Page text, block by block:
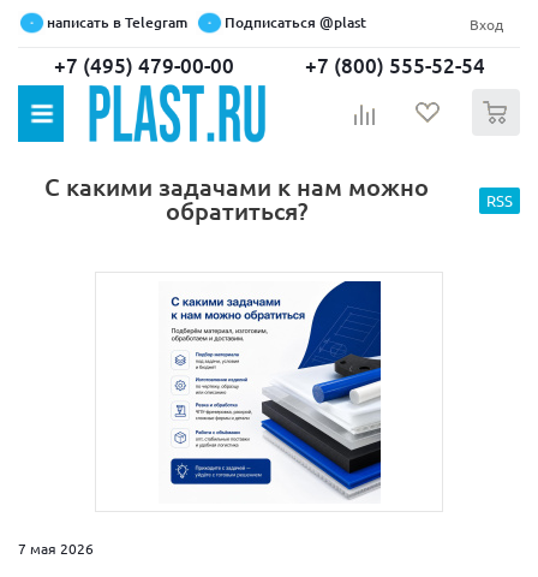
написать в Telegram Подписаться @plast Вход
+7 (495) 479-00-00 +7 (800) 555-52-54
С какими задачами к нам можно
обратиться? RSS
7 мая 2026